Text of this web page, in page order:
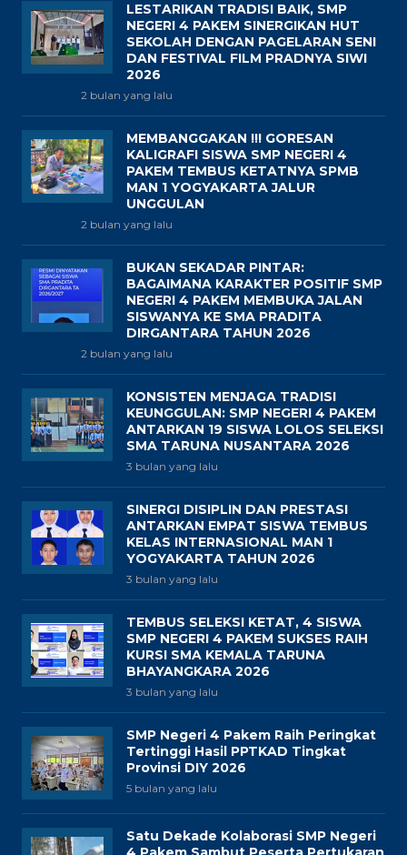
LESTARIKAN TRADISI BAIK, SMP
NEGERI 4 PAKEM SINERGIKAN HUT
SEKOLAH DENGAN PAGELARAN SENI
DAN FESTIVAL FILM PRADNYA SIWI
2026
2 bulan yang lalu
MEMBANGGAKAN !!! GORESAN
KALIGRAFI SISWA SMP NEGERI 4
PAKEM TEMBUS KETATNYA SPMB
MAN 1 YOGYAKARTA JALUR
UNGGULAN
2 bulan yang lalu
BUKAN SEKADAR PINTAR:
BAGAIMANA KARAKTER POSITIF SMP
NEGERI 4 PAKEM MEMBUKA JALAN
SISWANYA KE SMA PRADITA
DIRGANTARA TAHUN 2026
2 bulan yang lalu
KONSISTEN MENJAGA TRADISI
KEUNGGULAN: SMP NEGERI 4 PAKEM
ANTARKAN 19 SISWA LOLOS SELEKSI
SMA TARUNA NUSANTARA 2026
3 bulan yang lalu
SINERGI DISIPLIN DAN PRESTASI
ANTARKAN EMPAT SISWA TEMBUS
KELAS INTERNASIONAL MAN 1
YOGYAKARTA TAHUN 2026
3 bulan yang lalu
TEMBUS SELEKSI KETAT, 4 SISWA
SMP NEGERI 4 PAKEM SUKSES RAIH
KURSI SMA KEMALA TARUNA
BHAYANGKARA 2026
3 bulan yang lalu
SMP Negeri 4 Pakem Raih Peringkat
Tertinggi Hasil PPTKAD Tingkat
Provinsi DIY 2026
5 bulan yang lalu
Satu Dekade Kolaborasi SMP Negeri